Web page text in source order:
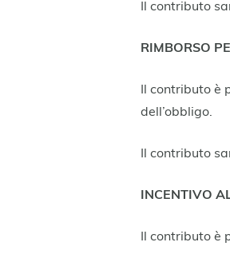
Il contributo
RIMBORSO
Il contributo è
dell’obbligo.
Il contributo
INCENTIVO
Il contributo è